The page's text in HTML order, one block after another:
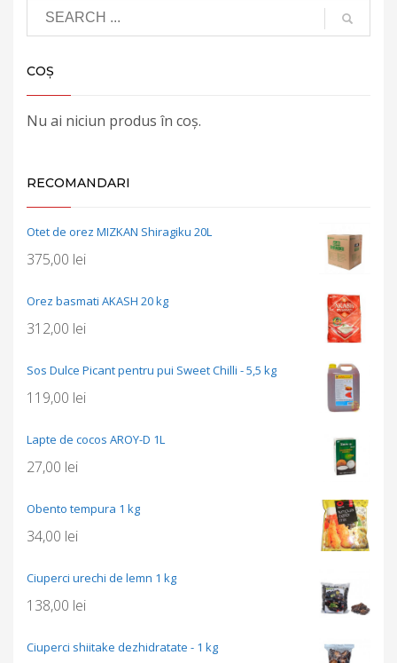
COȘ
Nu ai niciun produs în coș.
RECOMANDARI
Otet de orez MIZKAN Shiragiku 20L
375,00 lei
Orez basmati AKASH 20 kg
312,00 lei
Sos Dulce Picant pentru pui Sweet Chilli - 5,5 kg
119,00 lei
Lapte de cocos AROY-D 1L
27,00 lei
Obento tempura 1 kg
34,00 lei
Ciuperci urechi de lemn 1 kg
138,00 lei
Ciuperci shiitake dezhidratate - 1 kg